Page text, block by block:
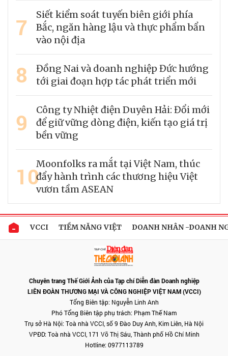
7
Siết kiểm soát tuyến biên giới phía
Bắc, ngăn hàng lậu và thực phẩm bẩn
vào nội địa
8
Đồng Nai và doanh nghiệp Đức hướng
tới giai đoạn hợp tác phát triển mới
9
Công ty Nhiệt điện Duyên Hải: Đổi mới
để giữ vững dòng điện, kiến tạo giá trị
bền vững
10Moonfolks ra mắt tại Việt Nam, thúc
đẩy hành trình các thương hiệu Việt
vươn tầm ASEAN
VCCI TIỀM NĂNG VIỆT DOANH NHÂN -DOANH
Chuyên trang Thế Giới Ảnh của Tạp chí Diễn đàn Doanh nghiệp
LIÊN ĐOÀN THƯƠNG MẠI VÀ CÔNG NGHIỆP VIỆT NAM (VCCI)
Tổng Biên tập: Nguyễn Linh Anh
Phó Tổng Biên tập phụ trách: Phạm Thế Nam
Trụ sở Hà Nội: Toà nhà VCCI, số 9 Đào Duy Anh, Kim Liên, Hà Nội
VPĐD: Toà nhà VCCI, 171 Võ Thị Sáu, Thành phố Hồ Chí Minh
Hotline: 0977113789